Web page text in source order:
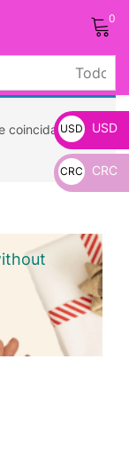
0
coincidan con
USD
_
USD
CRC CRC